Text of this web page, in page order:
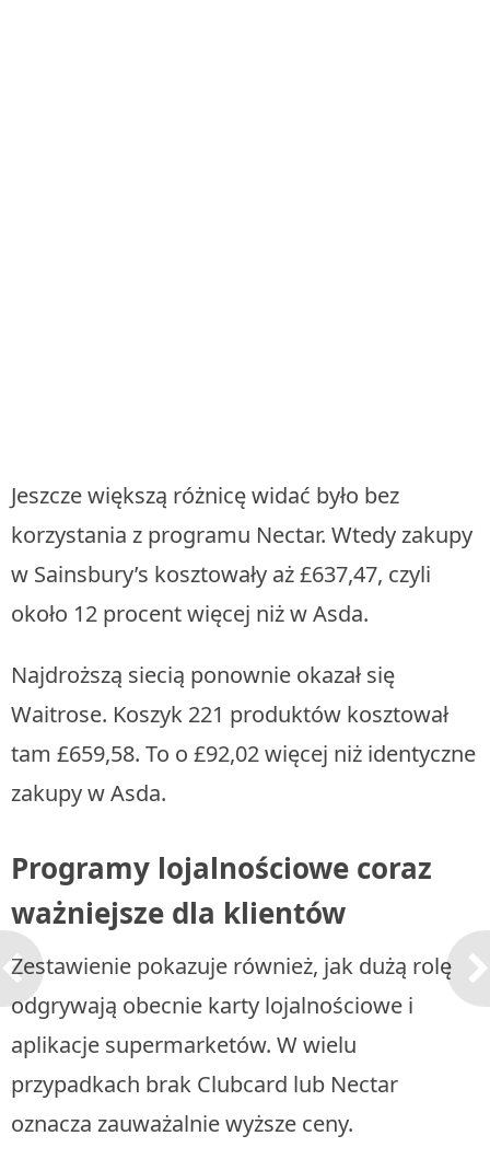
Jeszcze większą różnicę widać było bez
korzystania z programu Nectar. Wtedy zakupy
w Sainsbury’s kosztowały aż £637,47, czyli
około 12 procent więcej niż w Asda.
Najdroższą siecią ponownie okazał się
Waitrose. Koszyk 221 produktów kosztował
tam £659,58. To o £92,02 więcej niż identyczne
zakupy w Asda.
Programy lojalnościowe coraz
ważniejsze dla klientów
Zestawienie pokazuje również, jak dużą rolę
odgrywają obecnie karty lojalnościowe i
aplikacje supermarketów. W wielu
przypadkach brak Clubcard lub Nectar
oznacza zauważalnie wyższe ceny.